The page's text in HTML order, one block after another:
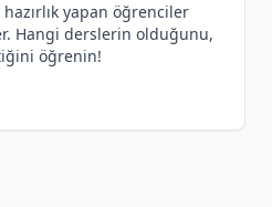
hazırlık yapan öğrenciler
Hangi derslerin olduğunu,
öğrenin!